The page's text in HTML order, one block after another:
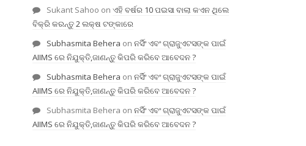
Sukant Sahoo on ଏହି ବର୍ଷର 10 ପଇସା ବାଲା କଏନ ଥିଲେ
ବିକ୍ରି କରନ୍ତୁ 2 ଲକ୍ଷ ଟଙ୍କାରେ
Subhasmita Behera on ନର୍ସିଂ ଏବଂ ଗ୍ରାଜୁଏଟସଙ୍କ ପାଇଁ
AIIMS ରେ ନିଯୁକ୍ତି,ଜାଣନ୍ତୁ କିପରି କରିବେ ଆବେଦନ ?
Subhasmita Behera on ନର୍ସିଂ ଏବଂ ଗ୍ରାଜୁଏଟସଙ୍କ ପାଇଁ
AIIMS ରେ ନିଯୁକ୍ତି,ଜାଣନ୍ତୁ କିପରି କରିବେ ଆବେଦନ ?
Subhasmita Behera on ନର୍ସିଂ ଏବଂ ଗ୍ରାଜୁଏଟସଙ୍କ ପାଇଁ
AIIMS ରେ ନିଯୁକ୍ତି,ଜାଣନ୍ତୁ କିପରି କରିବେ ଆବେଦନ ?